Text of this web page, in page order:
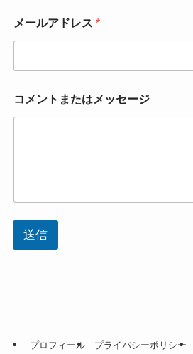
メールアドレス *
コメントまたはメッセージ
送信
プロフィール プライバシーポリシー